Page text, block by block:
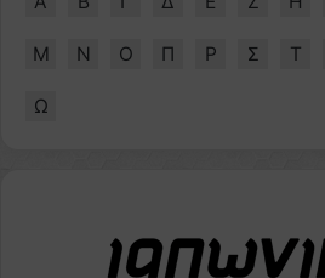
Μ Ν Ο Π Ρ Σ Τ
Ω